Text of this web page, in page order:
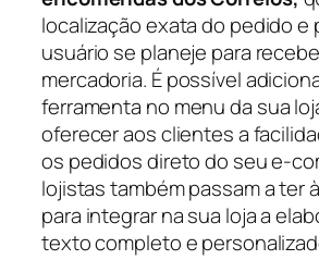
localização exata do pedido e
usuário se planeje para
mercadoria. É possível
ferramenta no menu da sua
oferecer aos clientes a
os pedidos direto do seu e-
lojistas também passam a ter
para integrar na sua loja a
texto completo e